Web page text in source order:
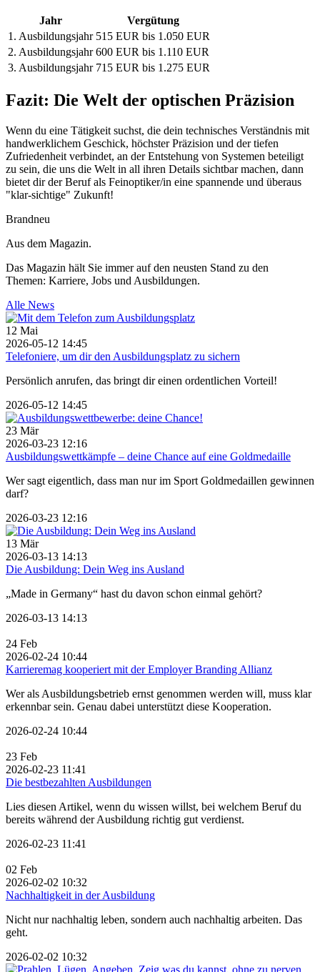
Jahr
Vergütung
1. Ausbildungsjahr 515 EUR bis 1.050 EUR
2. Ausbildungsjahr 600 EUR bis 1.110 EUR
3. Ausbildungsjahr 715 EUR bis 1.275 EUR
Fazit: Die Welt der optischen Präzision
Wenn du eine Tätigkeit suchst, die dein technisches Verständnis mit
handwerklichem Geschick, höchster Präzision und der tiefen
Zufriedenheit verbindet, an der Entstehung von Systemen beteiligt
zu sein, die uns die Welt in all ihren Details sichtbar machen, dann
bietet dir der Beruf als Feinoptiker/in eine spannende und überaus
"klar-sichtige" Zukunft!
Brandneu
Aus dem Magazin.
Das Magazin hält Sie immer auf den neusten Stand zu den
Themen: Karriere, Jobs und Ausbildungen.
Alle News
12 Mai
2026-05-12 14:45
Telefoniere, um dir den Ausbildungsplatz zu sichern
Persönlich anrufen, das bringt dir einen ordentlichen Vorteil!
2026-05-12 14:45
23 Mär
2026-03-23 12:16
Ausbildungswettkämpfe – deine Chance auf eine Goldmedaille
Wer sagt eigentlich, dass man nur im Sport Goldmedaillen gewinnen
darf?
2026-03-23 12:16
13 Mär
2026-03-13 14:13
Die Ausbildung: Dein Weg ins Ausland
„Made in Germany“ hast du davon schon einmal gehört?
2026-03-13 14:13
24 Feb
2026-02-24 10:44
Karrieremag kooperiert mit der Employer Branding Allianz
Wer als Ausbildungsbetrieb ernst genommen werden will, muss klar
erkennbar sein. Genau dabei unterstützt diese Kooperation.
2026-02-24 10:44
23 Feb
2026-02-23 11:41
Die bestbezahlten Ausbildungen
Lies diesen Artikel, wenn du wissen willst, bei welchem Beruf du
bereits während der Ausbildung richtig gut verdienst.
2026-02-23 11:41
02 Feb
2026-02-02 10:32
Nachhaltigkeit in der Ausbildung
Nicht nur nachhaltig leben, sondern auch nachhaltig arbeiten. Das
geht.
2026-02-02 10:32